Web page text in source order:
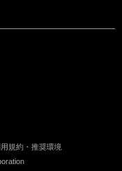
規約・推奨環境